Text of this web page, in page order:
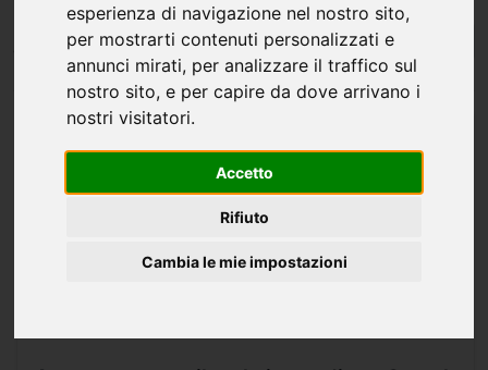
esperienza di navigazione nel nostro sito,
per mostrarti contenuti personalizzati e
annunci mirati, per analizzare il traffico sul
nostro sito, e per capire da dove arrivano i
nostri visitatori.
Accetto
Rifiuto
Cambia le mie impostazioni
annunci — 1–8 visualizzati Automatico